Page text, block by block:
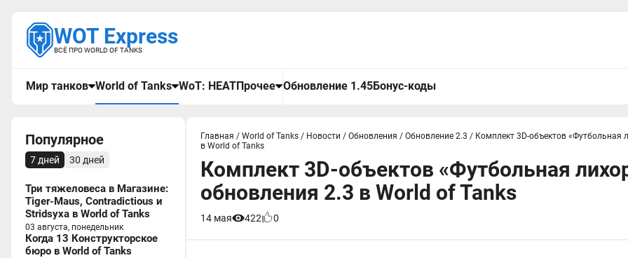
WOT Express
ВСЁ ПРО WORLD OF TANKS
Мир танков World of Tanks WoT: HEATПрочее Обновление 1.45Бонус-коды
Популярное
7 дней 30 дней
Три тяжеловеса в Магазине:
Tiger-Maus, Contradictious и
Stridsyxa в World of Tanks
03 августа, понедельник
Когда 13 Конструкторское
бюро в World of Tanks
Главная / World of Tanks / Новости / Обновления / Обновление 2.3 / Комплект 3D-объектов «Футбольная
в World of Tanks
Комплект 3D-объектов «Футбольная
обновления 2.3 в World of Tanks
14 мая 422 0